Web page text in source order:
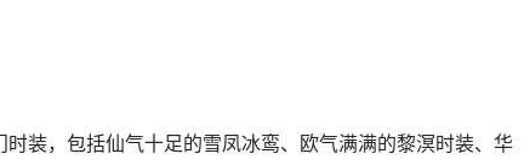
，包括仙气十足的雪凤冰鸾、欧气满满的黎溟时装、华